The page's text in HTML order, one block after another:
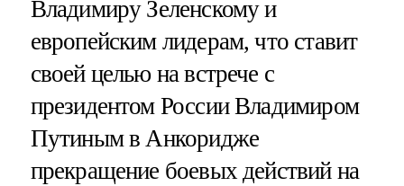
Владимиру Зеленскому и
европейским лидерам, что ставит
своей целью на встрече с
президентом России Владимиром
Путиным в Анкоридже
прекращение боевых действий на